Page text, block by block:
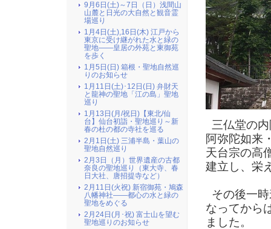
三仏堂の
阿弥陀如来
天台宗の高
建立し、栄
その後一
なってから
ました。
9月6日(土)～7日（日）浅間山
山麓と日光の大自然と観音霊
場巡り
1月4日(土),16日(木) 江戸から
東京に受け継がれた水と緑の
聖地――皇居の外苑と東御苑
を歩く
1月5日(日) 箱根・聖地自然巡
りのお知らせ
1月11日(土)･12日(日) 弁財天
と龍神の聖地「江の島」聖地
巡り
1月13日(月/祝日)【東北/仙
台】仙台初詣・聖地巡り～新
春の杜の都の寺社を巡る
2月1日(土) 三浦半島・葉山の
聖地自然巡り
2月3日（月）世界遺産の古都
奈良の聖地巡り（東大寺、春
日大社、唐招提寺など）
2月11日(火祝) 新宿御苑・鳩森
八幡神社――都心の水と緑の
聖地をめぐる
2月24日(月･祝) 富士山を望む
聖地巡りのお知らせ